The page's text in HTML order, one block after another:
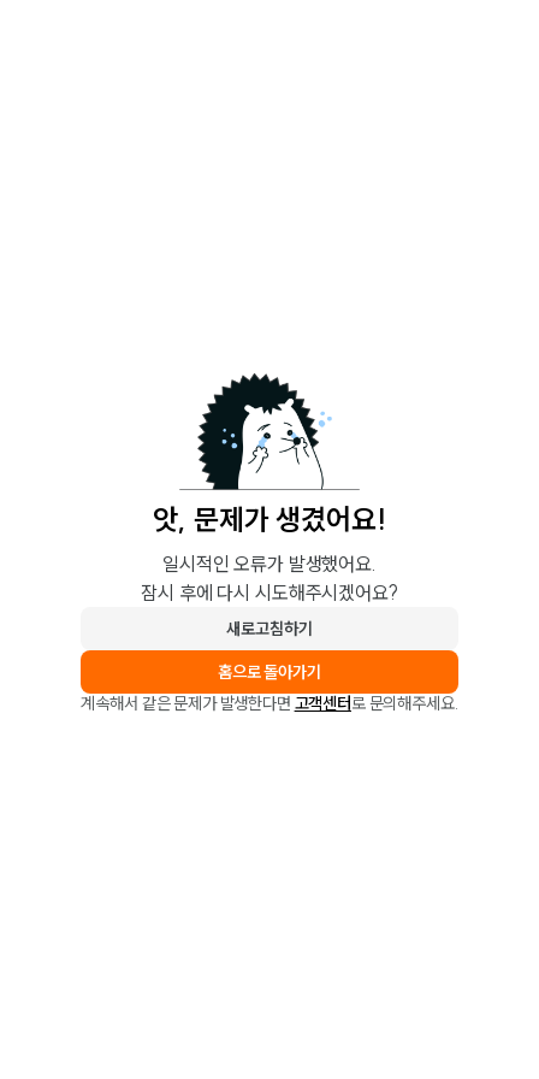
앗, 문제가 생겼어요!
일시적인 오류가 발생했어요.
잠시 후에 다시 시도해주시겠어요?
새로고침하기
홈으로 돌아가기
계속해서 같은 문제가 발생한다면 고객센터로 문의해주세요.